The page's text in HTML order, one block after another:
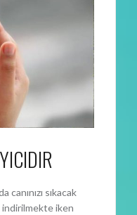
canınızı sıkacak
indirilmekte iken